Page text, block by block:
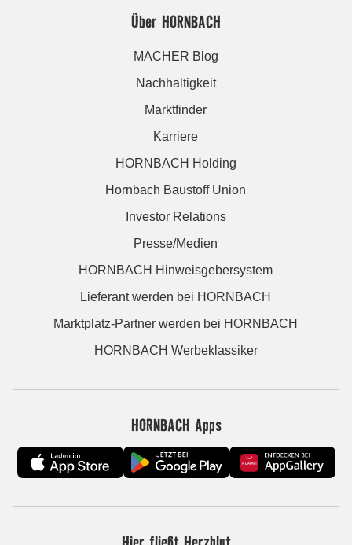
Über HORNBACH
MACHER Blog
Nachhaltigkeit
Marktfinder
Karriere
HORNBACH Holding
Hornbach Baustoff Union
Investor Relations
Presse/Medien
HORNBACH Hinweisgebersystem
Lieferant werden bei HORNBACH
Marktplatz-Partner werden bei HORNBACH
HORNBACH Werbeklassiker
HORNBACH Apps